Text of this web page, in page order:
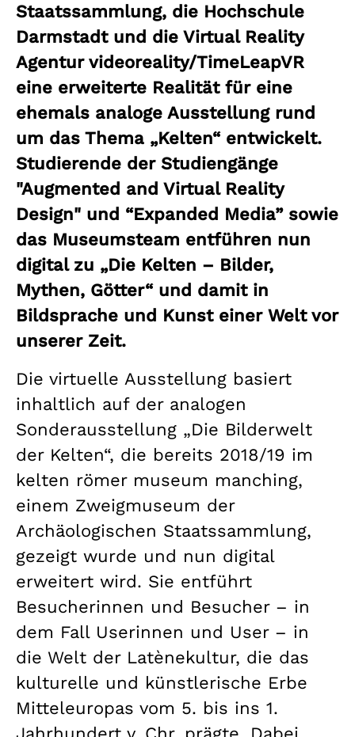
Staatssammlung, die Hochschule
Darmstadt und die Virtual Reality
Agentur videoreality/TimeLeapVR
eine erweiterte Realität für eine
ehemals analoge Ausstellung rund
um das Thema „Kelten“ entwickelt.
Studierende der Studiengänge
"Augmented and Virtual Reality
Design" und “Expanded Media” sowie
das Museumsteam entführen nun
digital zu „Die Kelten – Bilder,
Mythen, Götter“ und damit in
Bildsprache und Kunst einer Welt vor
unserer Zeit.
Die virtuelle Ausstellung basiert
inhaltlich auf der analogen
Sonderausstellung „Die Bilderwelt
der Kelten“, die bereits 2018/19 im
kelten römer museum manching,
einem Zweigmuseum der
Archäologischen Staatssammlung,
gezeigt wurde und nun digital
erweitert wird. Sie entführt
Besucherinnen und Besucher – in
dem Fall Userinnen und User – in
die Welt der Latènekultur, die das
kulturelle und künstlerische Erbe
Mitteleuropas vom 5. bis ins 1.